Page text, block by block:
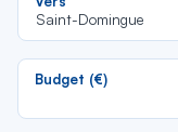
Saint-Domingue
Budget (€)